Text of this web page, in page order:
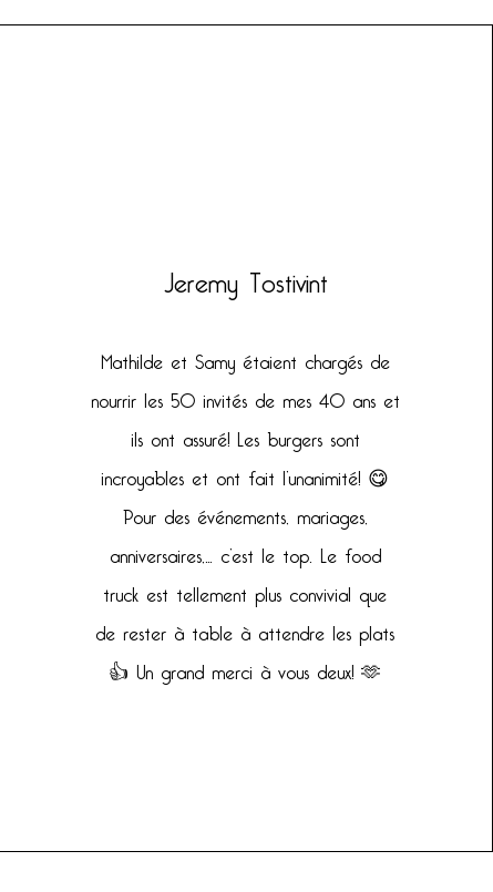
Jeremy Tostivint
Mathilde et Samy étaient chargés de
nourrir les 50 invités de mes 40 ans et
ils ont assuré! Les burgers sont
incroyables et ont fait l’unanimité! 😋
Pour des événements, mariages,
anniversaires,… c’est le top. Le food
truck est tellement plus convivial que
de rester à table à attendre les plats
👍 Un grand merci à vous deux! 🫶